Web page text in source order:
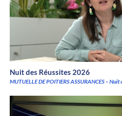
Nuit des Réussites 2026
MUTUELLE DE POITIERS ASSURANCES –